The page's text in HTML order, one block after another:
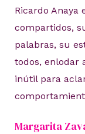
Ricardo Anaya
compartidos,
palabras, su
todos, enlodar
inútil para
Margarita